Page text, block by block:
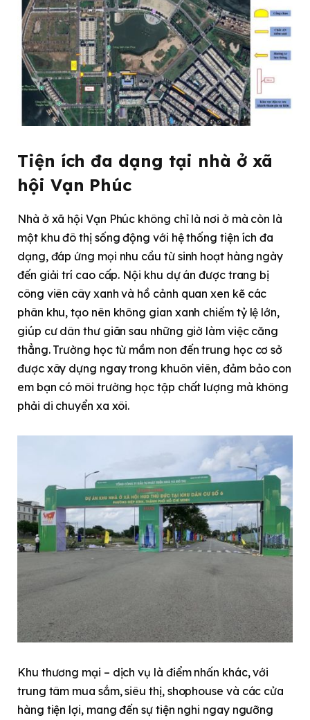
Tiện ích đa dạng tại nhà ở xã
hội Vạn Phúc
Nhà ở xã hội Vạn Phúc không chỉ là nơi ở mà còn là
một khu đô thị sống động với hệ thống tiện ích đa
dạng, đáp ứng mọi nhu cầu từ sinh hoạt hàng ngày
đến giải trí cao cấp. Nội khu dự án được trang bị
công viên cây xanh và hồ cảnh quan xen kẽ các
phân khu, tạo nên không gian xanh chiếm tỷ lệ lớn,
giúp cư dân thư giãn sau những giờ làm việc căng
thẳng. Trường học từ mầm non đến trung học cơ sở
được xây dựng ngay trong khuôn viên, đảm bảo con
em bạn có môi trường học tập chất lượng mà không
phải di chuyển xa xôi.
Khu thương mại – dịch vụ là điểm nhấn khác, với
trung tâm mua sắm, siêu thị, shophouse và các cửa
hàng tiện lợi, mang đến sự tiện nghi ngay ngưỡng